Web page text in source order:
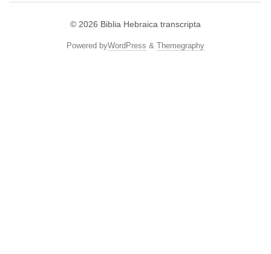
© 2026 Biblia Hebraica transcripta
Powered byWordPress & Themegraphy